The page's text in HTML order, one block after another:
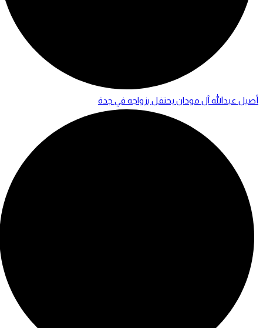
أصيل عبدالله آل مودان يحتفل بزواجه في جدة